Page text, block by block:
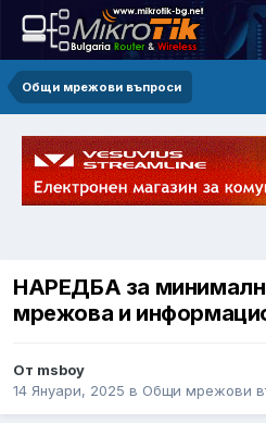
Общи мрежови въпроси
НАРЕДБА за
мрежова и
От msboy
14 Януари, 2025 в Общи мрежови